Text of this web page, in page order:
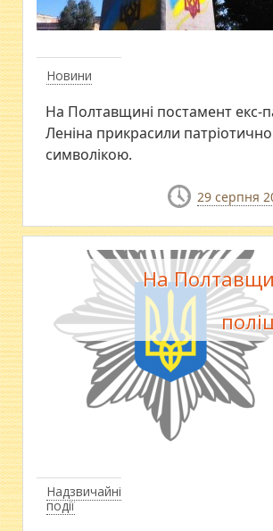
Новини
На Полтавщині постамент екс-
Леніна прикрасили
символікою.
29 серпня
Надзвичайні
події
На